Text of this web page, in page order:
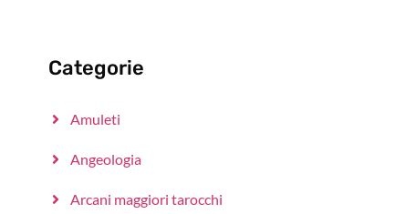
Categorie
Amuleti
Angeologia
Arcani maggiori tarocchi